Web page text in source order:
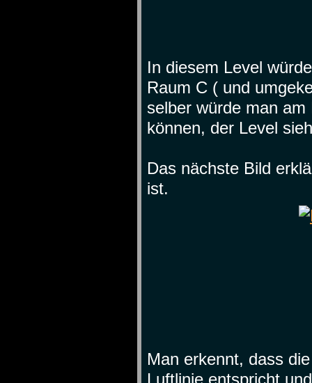
In diesem Level
Raum C ( und
selber würde man
können, der Level
Das nächste Bild
ist.
Man erkennt, dass
Luftlinie entspricht